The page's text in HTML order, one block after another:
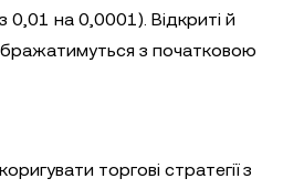
0,01 на 0,0001). Відкриті й
з початковою
торгові стратегії з